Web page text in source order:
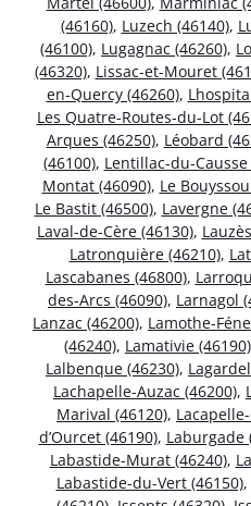
(46160), Luzech (46140),
(46100), Lugagnac (46260),
(46320), Lissac-et-Mouret
en-Quercy (46260),
Les Quatre-Routes-du-Lot
Arques (46250), Léobard
(46100), Lentillac-du-Causse
Montat (46090), Le
Le Bastit (46500), Lavergne
Laval-de-Cère (46130),
Latronquière (46210),
Lascabanes (46800),
des-Arcs (46090), Larnagol
Lanzac (46200), Lamothe-
(46240), Lamativie (46190)
Lalbenque (46230),
Lachapelle-Auzac (46200),
Marival (46120),
d’Ourcet (46190), Laburgade
Labastide-Murat (46240),
Labastide-du-Vert (46150),